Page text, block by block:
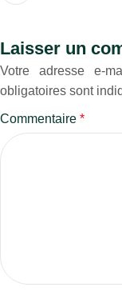
Laisser un
Votre adresse e-
obligatoires sont
Commentaire *